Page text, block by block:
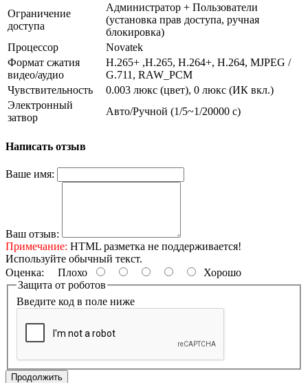
Ограничение
доступа
Администратор + Пользователи
(установка прав доступа, ручная
блокировка)
Процессор
Novatek
Формат сжатия
видео/аудио
H.265+ ,H.265, H.264+, H.264, MJPEG /
G.711, RAW_PCM
Чувствительность
0.003 люкс (цвет), 0 люкс (ИК вкл.)
Электронный
затвор
Авто/Ручной (1/5~1/20000 c)
Написать отзыв
Ваше имя:
Ваш отзыв:
Примечание: HTML разметка не поддерживается!
Используйте обычный текст.
Оценка: Плохо
Хорошо
Защита от роботов
Введите код в поле ниже
Продолжить